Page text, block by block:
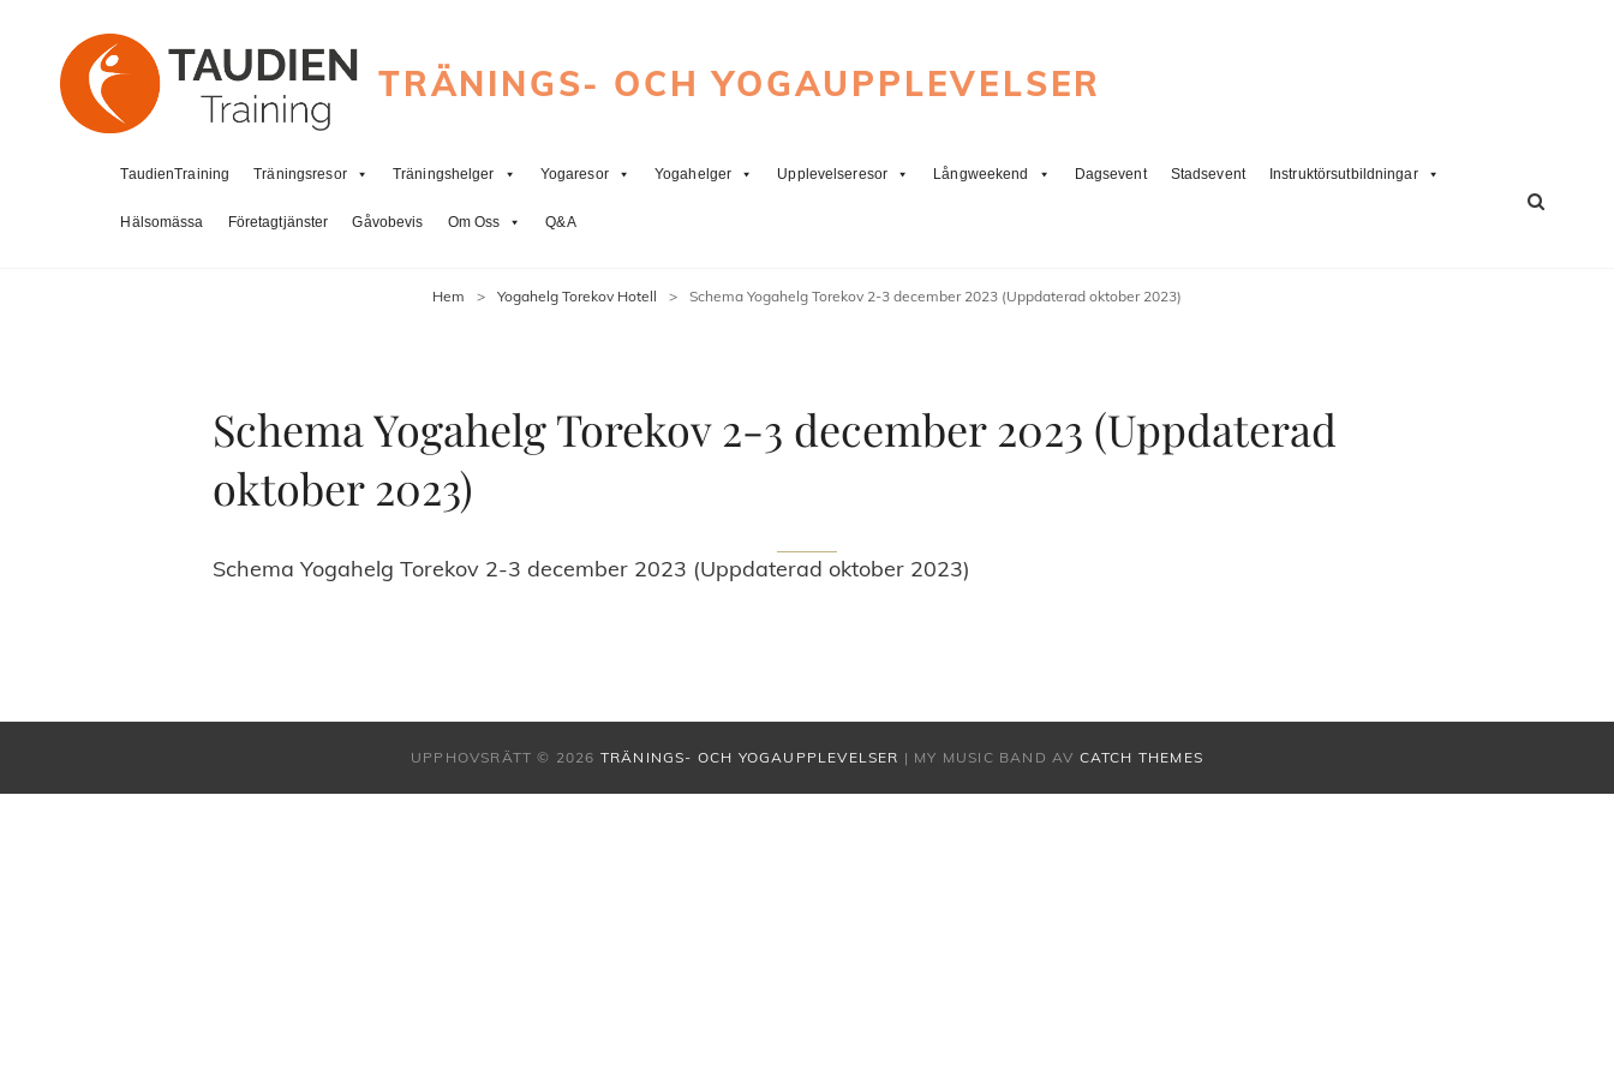
TRÄNINGS- OCH YOGAUPPLEVELSER
TaudienTraining Träningsresor Träningshelger Yogaresor Yogahelger Upplevelseresor Långweekend Dagsevent Stadsevent Instruktörsutbildningar
Hälsomässa Företagtjänster Gåvobevis Om Oss Q&A
Hem > Yogahelg Torekov Hotell > Schema Yogahelg Torekov 2-3 december 2023 (Uppdaterad oktober 2023)
Schema Yogahelg Torekov 2-3 december 2023 (Uppdaterad
oktober 2023)
Schema Yogahelg Torekov 2-3 december 2023 (Uppdaterad oktober 2023)
UPPHOVSRÄTT © 2026 TRÄNINGS- OCH YOGAUPPLEVELSER | MY MUSIC BAND AV CATCH THEMES